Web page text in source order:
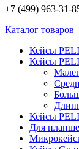
+7 (499) 963-31-
Каталог товаров
Кейсы
Кейсы
Кейсы
Для